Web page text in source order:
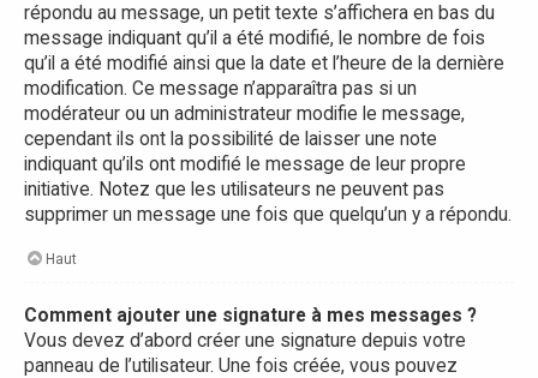
répondu au message, un petit texte s’affichera en bas du
message indiquant qu’il a été modifié, le nombre de fois
qu’il a été modifié ainsi que la date et l’heure de la dernière
modification. Ce message n’apparaîtra pas si un
modérateur ou un administrateur modifie le message,
cependant ils ont la possibilité de laisser une note
indiquant qu’ils ont modifié le message de leur propre
initiative. Notez que les utilisateurs ne peuvent pas
supprimer un message une fois que quelqu’un y a répondu.
Haut
Comment ajouter une signature à mes messages ?
Vous devez d’abord créer une signature depuis votre
panneau de l’utilisateur. Une fois créée, vous pouvez